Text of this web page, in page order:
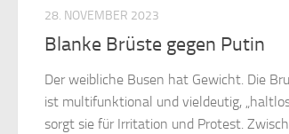
28. NOVEMBER 2023
Blanke Brüste gegen Putin
Der weibliche Busen hat Gewicht. Die
ist multifunktional und vieldeutig,
sorgt sie für Irritation und Protest.